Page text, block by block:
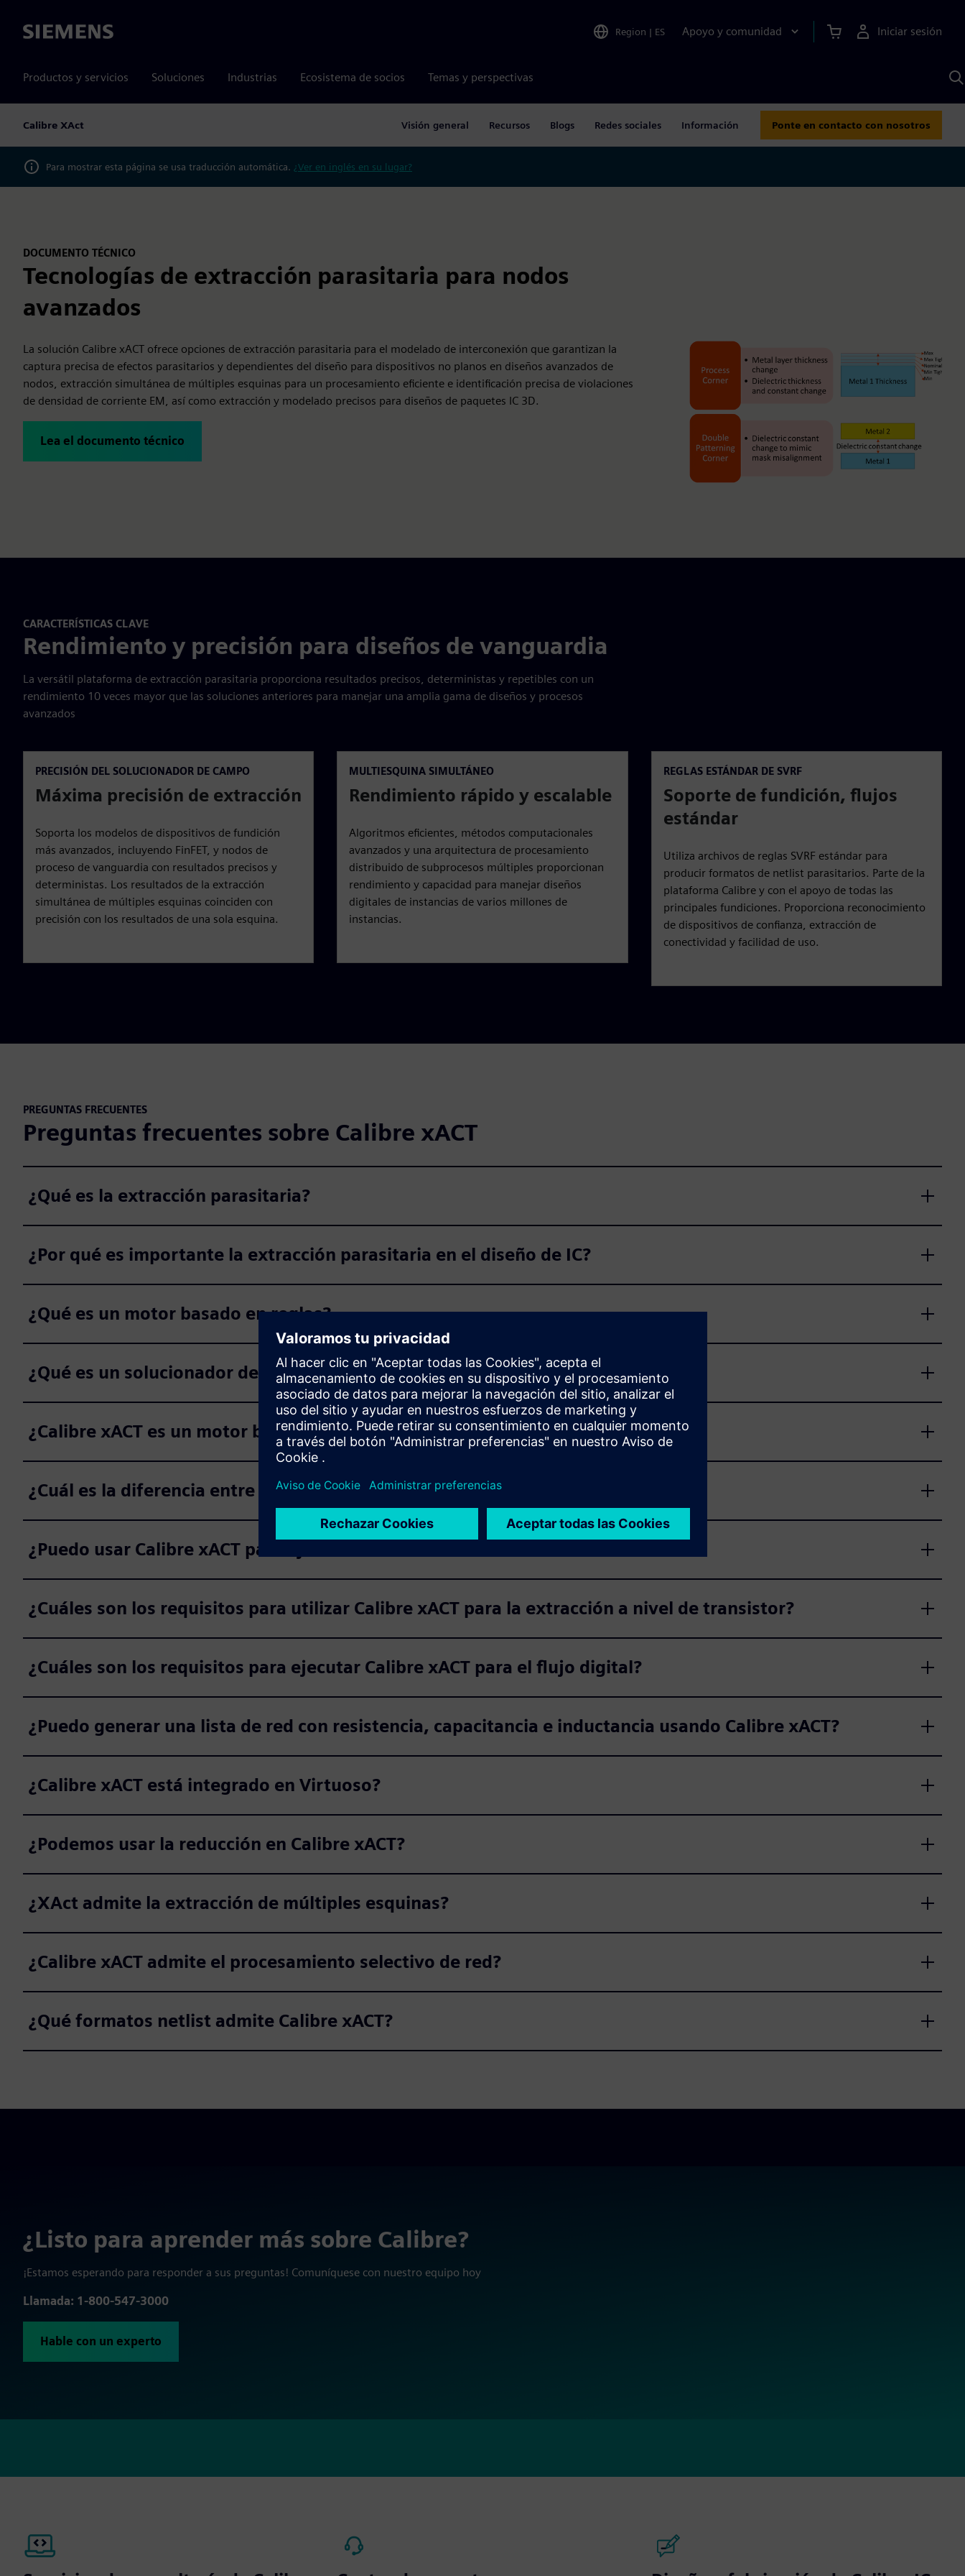
Siemens Region | ES Apoyo y comunidad Iniciar sesión
Productos y servicios Soluciones Industrias Ecosistema de socios Temas y perspectivas
Calibre XAct Visión general Recursos Blogs Redes sociales Información Ponte en contacto con nosotros
Para mostrar esta página se usa traducción automática. ¿Ver en inglés en su lugar?
DOCUMENTO TÉCNICO
Tecnologías de extracción parasitaria para nodos
avanzados
La solución Calibre xACT ofrece opciones de extracción parasitaria para el modelado de interconexión que garantizan la
captura precisa de efectos parasitarios y dependientes del diseño para dispositivos no planos en diseños avanzados de
nodos, extracción simultánea de múltiples esquinas para un procesamiento eficiente e identificación precisa de violaciones
de densidad de corriente EM, así como extracción y modelado precisos para diseños de paquetes IC 3D.
Lea el documento técnico
CARACTERÍSTICAS CLAVE
Rendimiento y precisión para diseños de vanguardia
La versátil plataforma de extracción parasitaria proporciona resultados precisos, deterministas y repetibles con un
rendimiento 10 veces mayor que las soluciones anteriores para manejar una amplia gama de diseños y procesos
avanzados
PRECISIÓN DEL SOLUCIONADOR DE CAMPO
Máxima precisión de extracción
Soporta los modelos de dispositivos de fundición
más avanzados, incluyendo FinFET, y nodos de
proceso de vanguardia con resultados precisos y
deterministas. Los resultados de la extracción
simultánea de múltiples esquinas coinciden con
precisión con los resultados de una sola esquina.
MULTIESQUINA SIMULTÁNEO
Rendimiento rápido y escalable
Algoritmos eficientes, métodos computacionales
avanzados y una arquitectura de procesamiento
distribuido de subprocesos múltiples proporcionan
rendimiento y capacidad para manejar diseños
digitales de instancias de varios millones de
instancias.
REGLAS ESTÁNDAR DE SVRF
Soporte de fundición, flujos
estándar
Utiliza archivos de reglas SVRF estándar para
producir formatos de netlist parasitarios. Parte de la
plataforma Calibre y con el apoyo de todas las
principales fundiciones. Proporciona reconocimiento
de dispositivos de confianza, extracción de
conectividad y facilidad de uso.
PREGUNTAS FRECUENTES
Preguntas frecuentes sobre Calibre xACT
¿Qué es la extracción parasitaria?
¿Por qué es importante la extracción parasitaria en el diseño de IC?
¿Qué es un motor basado en reglas?
¿Qué es un solucionador de campo?
¿Calibre xACT es un motor basado en reglas o un solucionador de campo?
¿Cuál es la diferencia entre Calibre xACT y Calibre XRC?
¿Puedo usar Calibre xACT para ejecutar la extracción en diseños LEFDEF?
¿Cuáles son los requisitos para utilizar Calibre xACT para la extracción a nivel de transistor?
¿Cuáles son los requisitos para ejecutar Calibre xACT para el flujo digital?
¿Puedo generar una lista de red con resistencia, capacitancia e inductancia usando Calibre xACT?
¿Calibre xACT está integrado en Virtuoso?
¿Podemos usar la reducción en Calibre xACT?
¿XAct admite la extracción de múltiples esquinas?
¿Calibre xACT admite el procesamiento selectivo de red?
¿Qué formatos netlist admite Calibre xACT?
¿Listo para aprender más sobre Calibre?
¡Estamos esperando para responder a sus preguntas! Comuníquese con nuestro equipo hoy
Llamada: 1-800-547-3000
Hable con un experto